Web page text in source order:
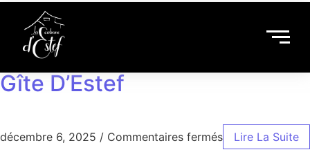
Gîte D’Estef
décembre 6, 2025 / Commentaires fermés Lire La Suite